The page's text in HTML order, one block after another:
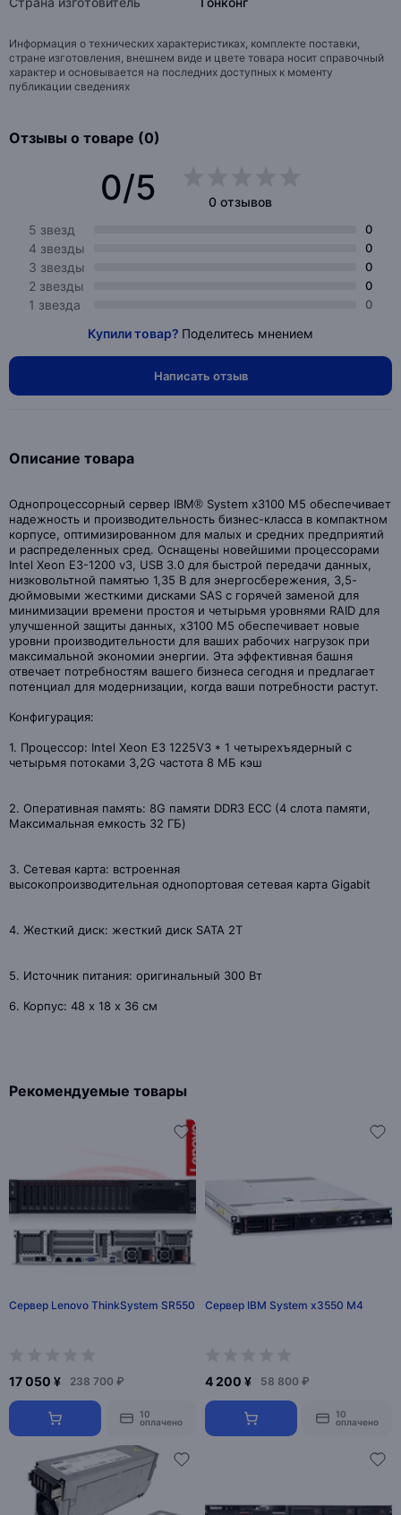
Информация о технических характеристиках, комплекте поставки,
стране изготовления, внешнем виде и цвете товара носит справочный
характер и основывается на последних доступных к моменту
публикации сведениях
Отзывы о товаре (0)
0/5
0 отзывов
5 звезд
0
4 звезды 0
3 звезды 0
2 звезды 0
1 звезда 0
Купили товар? Поделитесь мнением
Написать отзыв
Описание товара
Однопроцессорный сервер IBM® System x3100 M5 обеспечивает
надежность и производительность бизнес-класса в компактном
корпусе, оптимизированном для малых и средних предприятий
и распределенных сред. Оснащены новейшими процессорами
Intel Xeon E3-1200 v3, USB 3.0 для быстрой передачи данных,
низковольтной памятью 1,35 В для энергосбережения, 3,5-
дюймовыми жесткими дисками SAS с горячей заменой для
минимизации времени простоя и четырьмя уровнями RAID для
улучшенной защиты данных, x3100 M5 обеспечивает новые
уровни производительности для ваших рабочих нагрузок при
максимальной экономии энергии. Эта эффективная башня
отвечает потребностям вашего бизнеса сегодня и предлагает
потенциал для модернизации, когда ваши потребности растут.
Конфигурация:
1. Процессор: Intel Xeon E3 1225V3 * 1 четырехъядерный с
четырьмя потоками 3,2G частота 8 МБ кэш
2. Оперативная память: 8G памяти DDR3 ECC (4 слота памяти,
Максимальная емкость 32 ГБ)
3. Сетевая карта: встроенная
высокопроизводительная однопортовая сетевая карта Gigabit
4. Жесткий диск: жесткий диск SATA 2Т
5. Источник питания: оригинальный 300 Вт
6. Корпус: 48 х 18 х 36 см
Рекомендуемые товары
Сервер Lenovo ThinkSystem SR550
17 050 ¥ 238 700 ₽
10
оплачено
Сервер IBM System x3550 M4
4 200 ¥ 58 800 ₽
10
оплачено